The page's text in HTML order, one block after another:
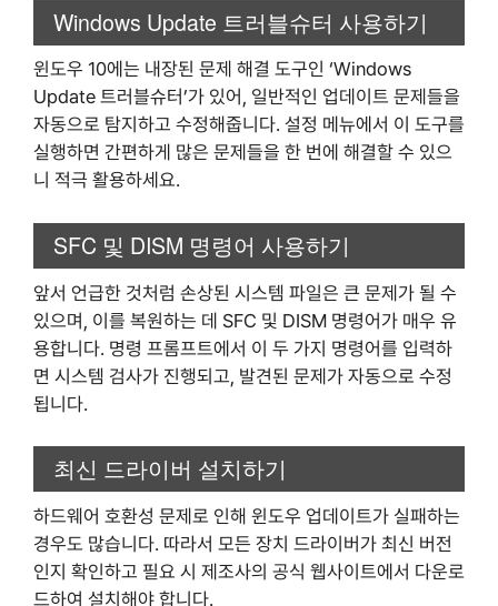
Windows Update 트러블슈터 사용하기
윈도우 10에는 내장된 문제 해결 도구인 ‘Windows
Update 트러블슈터’가 있어, 일반적인 업데이트 문제들을
자동으로 탐지하고 수정해줍니다. 설정 메뉴에서 이 도구를
실행하면 간편하게 많은 문제들을 한 번에 해결할 수 있으
니 적극 활용하세요.
SFC 및 DISM 명령어 사용하기
앞서 언급한 것처럼 손상된 시스템 파일은 큰 문제가 될 수
있으며, 이를 복원하는 데 SFC 및 DISM 명령어가 매우 유
용합니다. 명령 프롬프트에서 이 두 가지 명령어를 입력하
면 시스템 검사가 진행되고, 발견된 문제가 자동으로 수정
됩니다.
최신 드라이버 설치하기
하드웨어 호환성 문제로 인해 윈도우 업데이트가 실패하는
경우도 많습니다. 따라서 모든 장치 드라이버가 최신 버전
인지 확인하고 필요 시 제조사의 공식 웹사이트에서 다운로
드하여 설치해야 합니다.